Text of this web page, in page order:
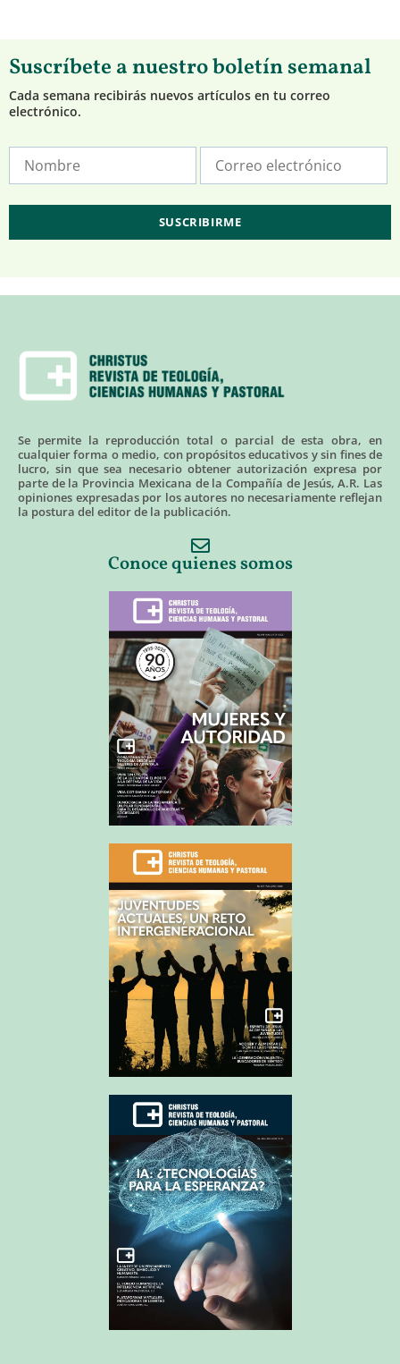
Suscríbete a nuestro boletín semanal
Cada semana recibirás nuevos artículos en tu correo
electrónico.
Se permite la reproducción total o parcial de esta obra, en
cualquier forma o medio, con propósitos educativos y sin fines de
lucro, sin que sea necesario obtener autorización expresa por
parte de la Provincia Mexicana de la Compañía de Jesús, A.R. Las
opiniones expresadas por los autores no necesariamente reflejan
la postura del editor de la publicación.
Conoce quienes somos